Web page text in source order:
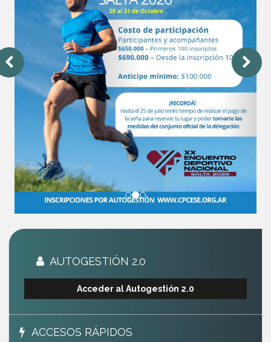
Anterior
AUTOGESTIÓN 2.0
ACCESOS RÁPIDOS
Padrón de Profesionales